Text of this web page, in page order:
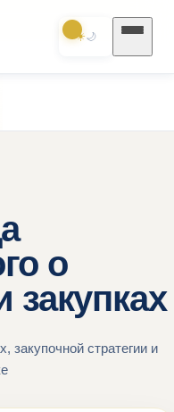
☀️🌙
о
закупках
закупочной стратегии и